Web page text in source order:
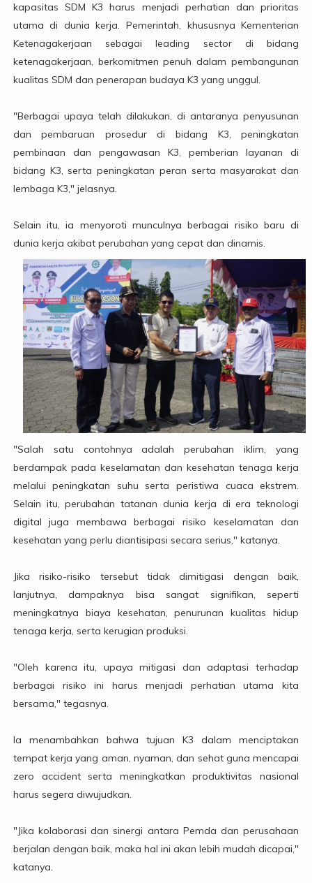
kapasitas SDM K3 harus menjadi perhatian dan prioritas
utama di dunia kerja. Pemerintah, khususnya Kementerian
Ketenagakerjaan sebagai leading sector di bidang
ketenagakerjaan, berkomitmen penuh dalam pembangunan
kualitas SDM dan penerapan budaya K3 yang unggul.
"Berbagai upaya telah dilakukan, di antaranya penyusunan
dan pembaruan prosedur di bidang K3, peningkatan
pembinaan dan pengawasan K3, pemberian layanan di
bidang K3, serta peningkatan peran serta masyarakat dan
lembaga K3," jelasnya.
Selain itu, ia menyoroti munculnya berbagai risiko baru di
dunia kerja akibat perubahan yang cepat dan dinamis.
"Salah satu contohnya adalah perubahan iklim, yang
berdampak pada keselamatan dan kesehatan tenaga kerja
melalui peningkatan suhu serta peristiwa cuaca ekstrem.
Selain itu, perubahan tatanan dunia kerja di era teknologi
digital juga membawa berbagai risiko keselamatan dan
kesehatan yang perlu diantisipasi secara serius," katanya.
Jika risiko-risiko tersebut tidak dimitigasi dengan baik,
lanjutnya, dampaknya bisa sangat signifikan, seperti
meningkatnya biaya kesehatan, penurunan kualitas hidup
tenaga kerja, serta kerugian produksi.
"Oleh karena itu, upaya mitigasi dan adaptasi terhadap
berbagai risiko ini harus menjadi perhatian utama kita
bersama," tegasnya.
Ia menambahkan bahwa tujuan K3 dalam menciptakan
tempat kerja yang aman, nyaman, dan sehat guna mencapai
zero accident serta meningkatkan produktivitas nasional
harus segera diwujudkan.
"Jika kolaborasi dan sinergi antara Pemda dan perusahaan
berjalan dengan baik, maka hal ini akan lebih mudah dicapai,"
katanya.